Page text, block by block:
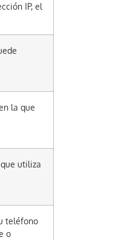
IP, el
la que
utiliza
teléfono
o